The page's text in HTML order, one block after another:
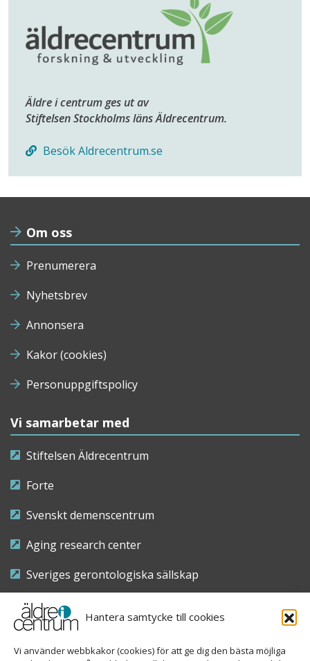
Hantera samtycke till cookies
Vi använder webbkakor (cookies) för att ge dig den bästa möjliga
Äldre i centrum ges ut av
Stiftelsen Stockholms läns Äldrecentrum.
Besök Aldrecentrum.se
Om oss
Prenumerera
Nyhetsbrev
Annonsera
Kakor (cookies)
Personuppgiftspolicy
Vi samarbetar med
Stiftelsen Äldrecentrum
Forte
Svenskt demenscentrum
Aging research center
Sveriges gerontologiska sällskap
Riksföreningen för sjuksköterskor inom äldre- och
demensvård
Nationellt kompetenscentrum anhöriga